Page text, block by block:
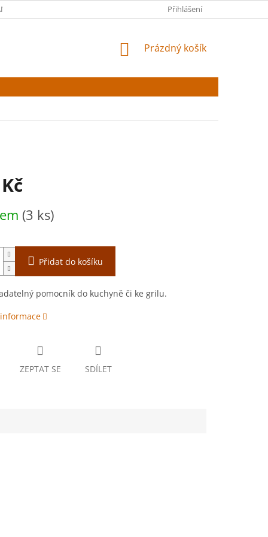
OSOBNÍCH ÚDAJŮ Přihlášení
NÁKUPNÍ
Prázdný košík
(3 ks)
Přidat do košíku
pomocník do kuchyně či ke grilu.
ZEPTAT SE SDÍLET